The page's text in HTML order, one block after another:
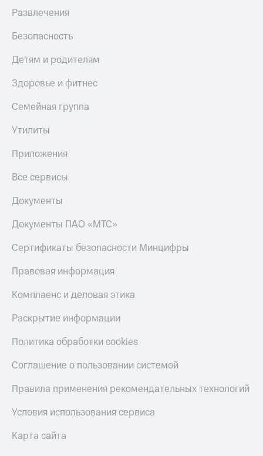
Развлечения
Безопасность
Детям и родителям
Здоровье и фитнес
Семейная группа
Утилиты
Приложения
Все сервисы
Документы
Документы ПАО «МТС»
Сертификаты безопасности Минцифры
Правовая информация
Комплаенс и деловая этика
Раскрытие информации
Политика обработки cookies
Соглашение о пользовании системой
Правила применения рекомендательных технологий
Условия использования сервиса
Карта сайта